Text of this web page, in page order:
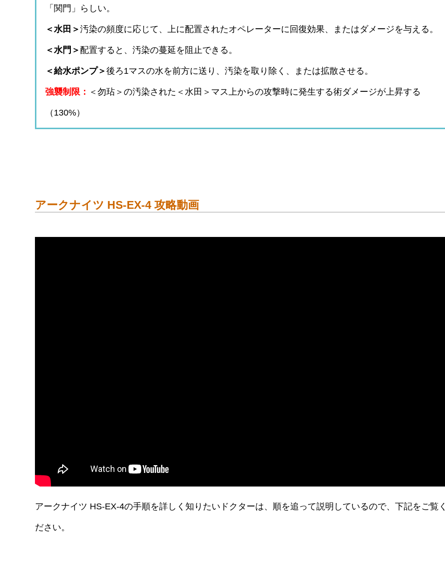
「関門」らしい。
＜水田＞汚染の頻度に応じて、上に配置されたオペレーターに回復効果、またはダメージを与える。
＜水門＞ 配置すると、汚染の蔓延を阻止できる。
＜給水ポンプ＞後ろ1マスの水を前方に送り、汚染を取り除く、または拡散させる。
強襲制限： ＜勿玷＞の汚染された＜水田＞マス上からの攻撃時に発生する術ダメージが上昇する
（130%）
アークナイツ HS-EX-4 攻略動画
アークナイツ HS-EX-4の手順を詳しく知りたいドクターは、順を追って説明しているので、下記をご覧く
ださい。